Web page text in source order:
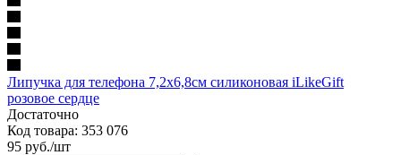
Липучка для телефона 7,2х6,8см силиконовая iLikeGift
розовое сердце
Достаточно
Код товара: 353 076
95 руб./шт